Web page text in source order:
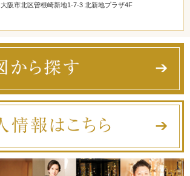
大阪市北区曽根崎新地1-7-3 北新地プラザ4F